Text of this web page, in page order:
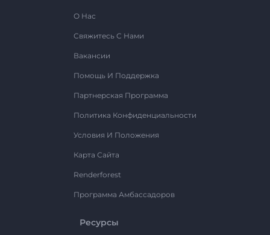
О Нас
Свяжитесь С Нами
Вакансии
Помощь И Поддержка
Партнерская Программа
Политика Конфиденциальности
Условия И Положения
Карта Сайта
Renderforest
Программа Амбассадоров
Ресурсы